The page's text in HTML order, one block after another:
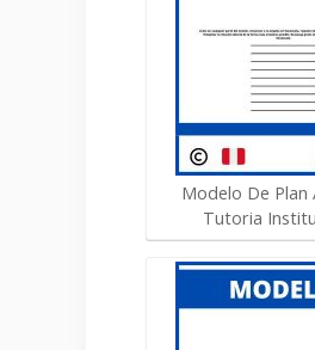
Modelo De Plan
Tutoria